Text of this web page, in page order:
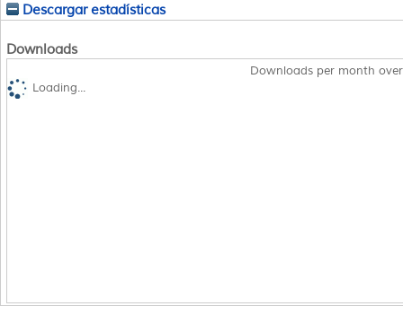
Descargar estadísticas
Downloads
Downloads per month
Loading...